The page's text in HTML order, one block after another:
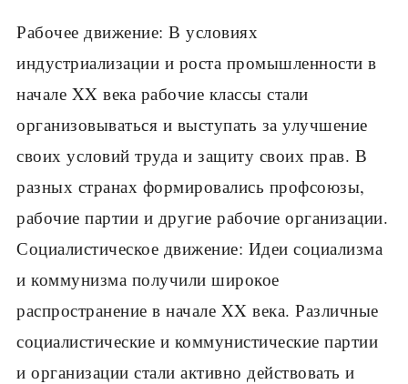
Рабочее движение: В условиях
индустриализации и роста промышленности в
начале XX века рабочие классы стали
организовываться и выступать за улучшение
своих условий труда и защиту своих прав. В
разных странах формировались профсоюзы,
рабочие партии и другие рабочие организации.
Социалистическое движение: Идеи социализма
и коммунизма получили широкое
распространение в начале XX века. Различные
социалистические и коммунистические партии
и организации стали активно действовать и